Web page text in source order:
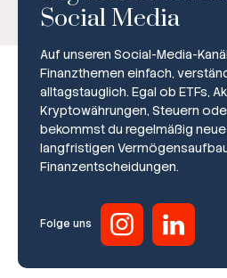
Broker-
Ratgeber
Social Media
Auf unseren Social-Media-
Finanzthemen einfach,
alltagstauglich. Egal ob ETFs,
Kryptowährungen, Steuern
bekommst du regelmäßig neue
langfristigen
Finanzentscheidungen.
Folge uns